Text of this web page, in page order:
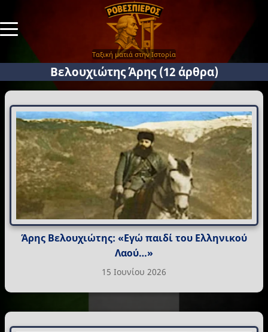
Ταξική ματιά στην Ιστορία
Βελουχιώτης Άρης(12 άρθρα)
Άρης Βελουχιώτης: «Εγώ παιδί του Ελληνικού
Λαού…»
15 Ιουνίου 2026